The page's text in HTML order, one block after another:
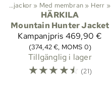
Jaktjackor ‪» Med membran ‪» Herr ‪»
HÄRKILA
Mountain Hunter Jacket
Kampanjpris 469,90 €
(374,42 €, MOMS 0)
Tillgänglig i lager
☆☆☆☆☆ (21)
‪»Friluftsliv‪» Kläder‪»Byxor‪»